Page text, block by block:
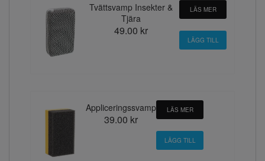
Tvättsvamp Insekter &
Tjära
49.00 kr
LÄS MER
Appliceringssvamp
39.00 kr
LÄS MER